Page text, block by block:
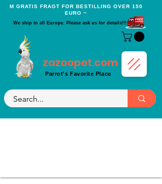
Μ GRATIS FRAGT FOR BESTILLING OVER 150
EURO ~
We ship to all Europe. Please ask us for details!!!
zazoopet.com
Parrot's Favorite Place